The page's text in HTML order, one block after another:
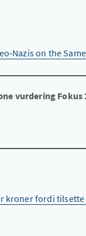
Nazis on the
vurdering Fokus
kroner fordi